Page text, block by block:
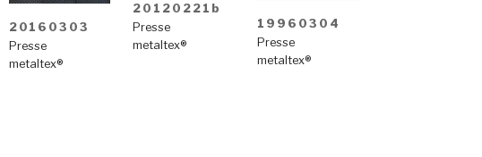
20160303
Presse
metaltex®
20120221b
Presse
metaltex®
19960304
Presse
metaltex®